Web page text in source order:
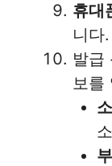
휴대
니다.
발급
보를